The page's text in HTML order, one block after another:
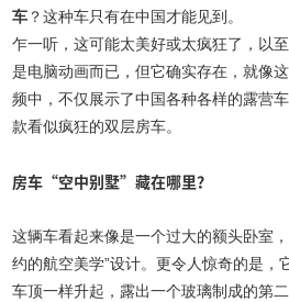
车 ？这种车只有在中国才能见到。
乍一听，这可能太美好或太疯狂了，以
是电脑动画而已，但它确实存在，就像
频中，不仅展示了中国各种各样的露营
款看似疯狂的双层房车。
房车“空中别墅”藏在哪里？
这辆车看起来像是一个过大的额头卧室
约的航空美学”设计。更令人惊奇的是，
车顶一样升起，露出一个玻璃制成的第